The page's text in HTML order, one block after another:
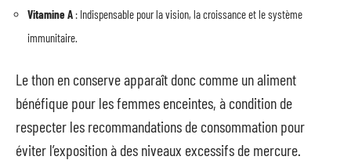
Vitamine A : Indispensable pour la vision, la croissance et le système
immunitaire.
Le thon en conserve apparaît donc comme un aliment
bénéfique pour les femmes enceintes, à condition de
respecter les recommandations de consommation pour
éviter l’exposition à des niveaux excessifs de mercure.